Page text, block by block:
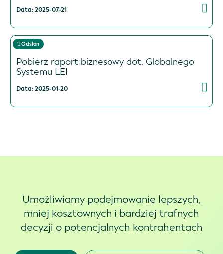
Data: 2025-07-21
Odsłon
Pobierz raport biznesowy dot. Globalnego
Systemu LEI
Data: 2025-01-20
Umożliwiamy podejmowanie lepszych,
mniej kosztownych i bardziej trafnych
decyzji o potencjalnych kontrahentach